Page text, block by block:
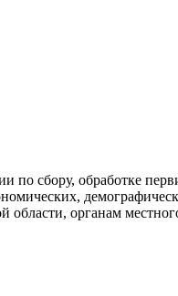
по сбору, обработке
области, органам